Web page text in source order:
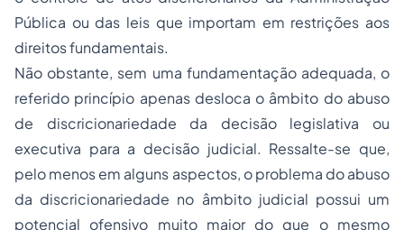
Pública ou das leis que importam em restrições aos
direitos fundamentais.
Não obstante, sem uma fundamentação adequada, o
referido princípio apenas desloca o âmbito do abuso
de discricionariedade da decisão legislativa ou
executiva para a decisão judicial. Ressalte-se que,
pelo menos em alguns aspectos, o problema do abuso
da discricionariedade no âmbito judicial possui um
potencial ofensivo muito maior do que o mesmo